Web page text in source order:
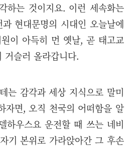
하는 것이지요. 이런 세속화는
현대문명의 시대인 오늘날에
이 아득히 먼 옛날, 곧 태고교
거슬러 올라갑니다.
는 감각과 세상 지식으로 말미
자면, 오직 천국의 어떠함을 알
하우스요 운전할 때 쓰는 네비
기 본위로 가라앉아간 그 후손